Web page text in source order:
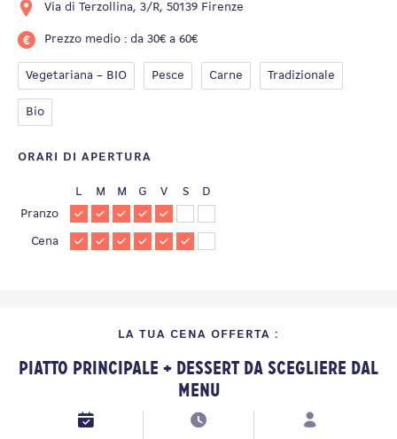
Via di Terzollina, 3/R, 50139 Firenze
Prezzo medio : da 30€ a 60€
Vegetariana – BIO Pesce Carne Tradizionale
Bio
ORARI DI APERTURA
L M M G V S
D
Pranzo
Cena
LA TUA CENA OFFERTA :
Piatto Principale + Dessert da scegliere dal
Menu